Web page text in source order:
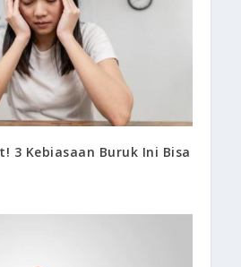
3 Kebiasaan Buruk Ini Bisa